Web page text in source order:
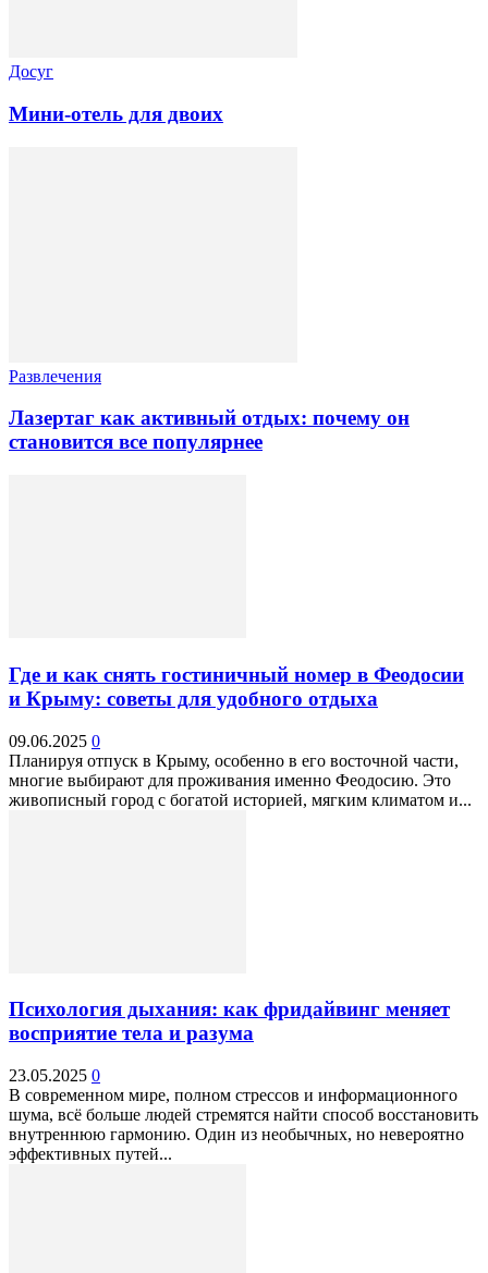
Досуг
Мини-отель для двоих
Развлечения
Лазертаг как активный отдых: почему он
становится все популярнее
Где и как снять гостиничный номер в Феодосии
и Крыму: советы для удобного отдыха
09.06.2025 0
Планируя отпуск в Крыму, особенно в его восточной части,
многие выбирают для проживания именно Феодосию. Это
живописный город с богатой историей, мягким климатом и...
Психология дыхания: как фридайвинг меняет
восприятие тела и разума
23.05.2025 0
В современном мире, полном стрессов и информационного
шума, всё больше людей стремятся найти способ восстановить
внутреннюю гармонию. Один из необычных, но невероятно
эффективных путей...